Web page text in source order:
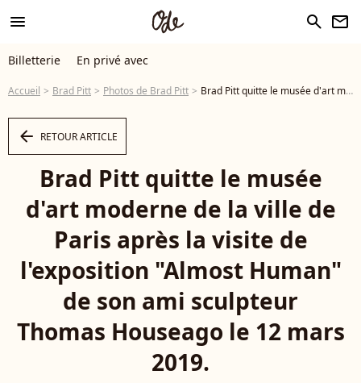
menu search newsletter
Billetterie En privé avec
Accueil Brad Pitt Photos de Brad Pitt Brad Pitt quitte le musée d'art moderne de la ville de Paris après la visite de l'exposition "Almost Human" de son ami sculpteur Thomas Houseago le 12 mars 2019. - Photo
arrow_left RETOUR ARTICLE
Brad Pitt quitte le musée
d'art moderne de la ville de
Paris après la visite de
l'exposition "Almost Human"
de son ami sculpteur
Thomas Houseago le 12 mars
2019.